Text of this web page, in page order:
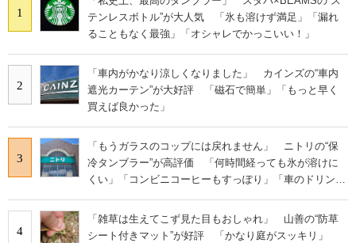
1
テンレスボトル”が大人気 「氷も溶けず満足」「漏れ
ることもなく最強」「オシャレでかっこいい！」
2
「車内がかなり涼しくなりました」 カインズの“車内
遮光カーテン”が大好評 「磁石で簡単」「もっと早く
買えば良かった」
3
「もうガラスのコップには戻れません」 ニトリの“保
冷タンブラー”が高評価 「何時間経っても氷が溶けに
くい」「コンビニコーヒーもすっぽり」「車のドリンク
4
「雑草は生えてこず見た目もおしゃれ」 山善の“防草
シート付きマット”が好評 「かなり庭がスッキリ」